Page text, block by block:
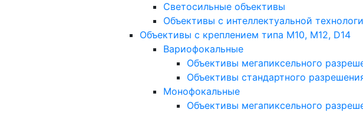
Светосильные объективы
Объективы с интеллектуальной
Объективы с креплением типа M10, M12, D14
Вариофокальные
Объективы мегапиксельного
Объективы стандартного
Монофокальные
Объективы мегапиксельного